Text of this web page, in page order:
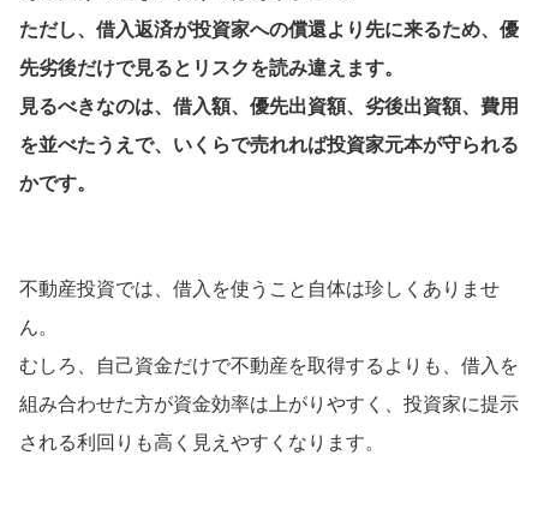
ただし、借入返済が投資家への償還より先に来るため、優
先劣後だけで見るとリスクを読み違えます。
見るべきなのは、借入額、優先出資額、劣後出資額、費用
を並べたうえで、いくらで売れれば投資家元本が守られる
かです。
不動産投資では、借入を使うこと自体は珍しくありませ
ん。
むしろ、自己資金だけで不動産を取得するよりも、借入を
組み合わせた方が資金効率は上がりやすく、投資家に提示
される利回りも高く見えやすくなります。